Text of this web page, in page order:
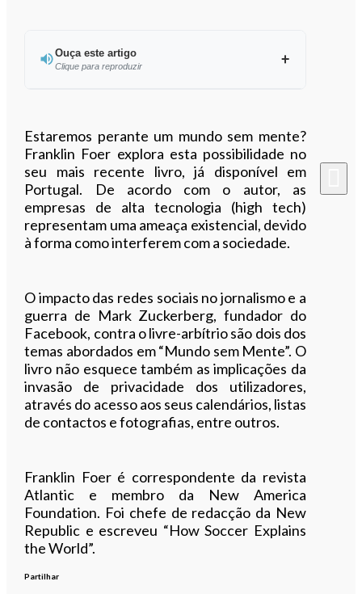
Ouça este artigo
Clique para reproduzir
Estaremos perante um mundo sem mente?
Franklin Foer explora esta possibilidade no
seu mais recente livro, já disponível em
Portugal. De acordo com o autor, as
empresas de alta tecnologia (high tech)
representam uma ameaça existencial, devido
à forma como interferem com a sociedade.
O impacto das redes sociais no jornalismo e a
guerra de Mark Zuckerberg, fundador do
Facebook, contra o livre-arbítrio são dois dos
temas abordados em “Mundo sem Mente”. O
livro não esquece também as implicações da
invasão de privacidade dos utilizadores,
através do acesso aos seus calendários, listas
de contactos e fotografias, entre outros.
Franklin Foer é correspondente da revista
Atlantic e membro da New America
Foundation. Foi chefe de redacção da New
Republic e escreveu “How Soccer Explains
the World”.
Partilhar